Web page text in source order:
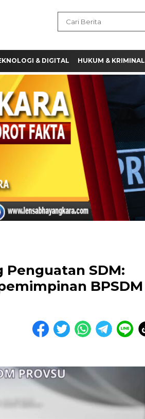
& DIGITAL HUKUM & KRIMINAL
SDM:
BPSDM